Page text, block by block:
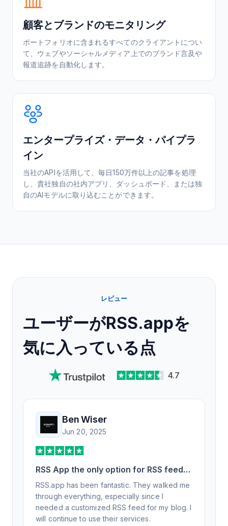
顧客とブランドのモニタリング
ポートフォリオに含まれるすべてのクライアントについ
て、ウェブやソーシャルメディア上でのブランド言及や
報道追跡を自動化します。
エンタープライズ・データ・パイプラ
イン
当社のAPIを活用して、毎日150万件以上の記事を処理
し、貴社独自の社内アプリ、ダッシュボード、または独
自のAIモデルに取り込むことができます。
レビュー
ユーザーがRSS.appを
気に入っている点
4.7
Ben Wiser
Jun 20, 2025
RSS App the only option for RSS feed
generation
RSS.app has been fantastic. They walked me
through everything, especially since I
needed a customized RSS feed for my blog. I
will continue to use their services.